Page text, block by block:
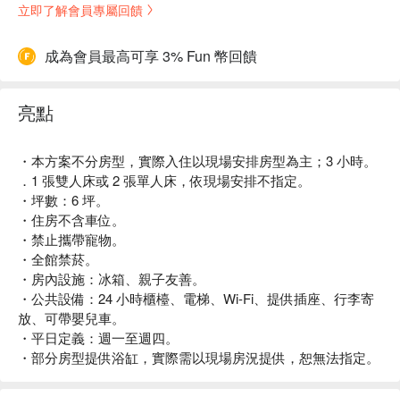
立即了解會員專屬回饋
成為會員最高可享 3% Fun 幣回饋
亮點
・本方案不分房型，實際入住以現場安排房型為主；3 小時。
．1 張雙人床或 2 張單人床，依現場安排不指定。
・坪數：6 坪。
・住房不含車位。
・禁止攜帶寵物。
・全館禁菸。
・房內設施：冰箱、親子友善。
・公共設備：24 小時櫃檯、電梯、Wi-Fi、提供插座、行李寄
放、可帶嬰兒車。
・平日定義：週一至週四。
・部分房型提供浴缸，實際需以現場房況提供，恕無法指定。